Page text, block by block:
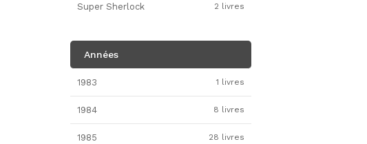
Super Sherlock 2 livres
Années
1983 1 livres
1984 8 livres
1985 28 livres